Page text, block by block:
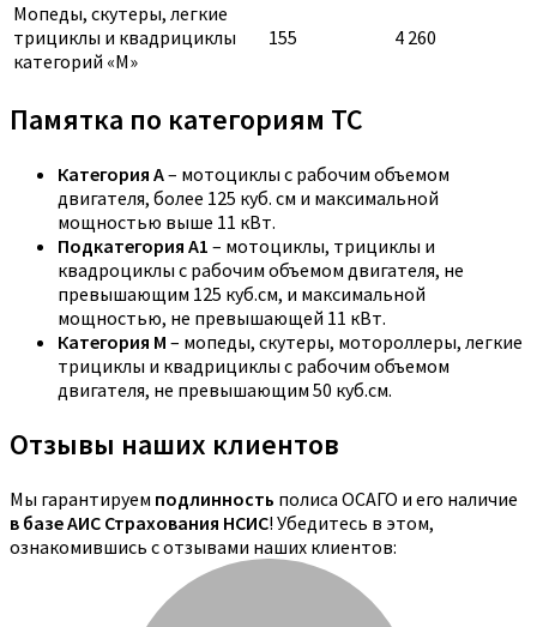
Мопеды, скутеры, легкие
трициклы и квадрициклы
категорий «M»
155 4 260
Памятка по категориям ТС
Категория A– мотоциклы с рабочим объемом
двигателя, более 125 куб. см и максимальной
мощностью выше 11 кВт.
Подкатегория A1 – мотоциклы, трициклы и
квадроциклы с рабочим объемом двигателя, не
превышающим 125 куб.см, и максимальной
мощностью, не превышающей 11 кВт.
Категория M – мопеды, скутеры, мотороллеры, легкие
трициклы и квадрициклы с рабочим объемом
двигателя, не превышающим 50 куб.см.
Отзывы наших клиентов
Мы гарантируем подлинность полиса ОСАГО и его наличие
в базе АИС Страхования НСИС! Убедитесь в этом,
ознакомившись с отзывами наших клиентов: